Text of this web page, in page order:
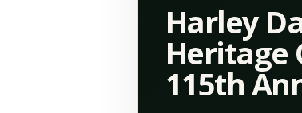
Harley
Heritage
115th